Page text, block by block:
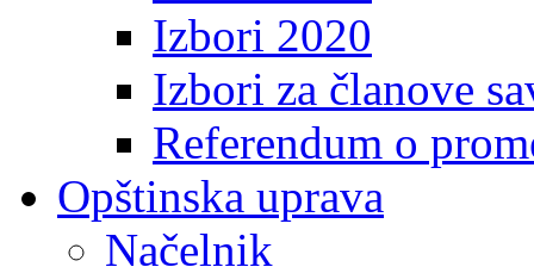
Izbori 2020
Izbori za članove
Referendum o
Opštinska uprava
Načelnik